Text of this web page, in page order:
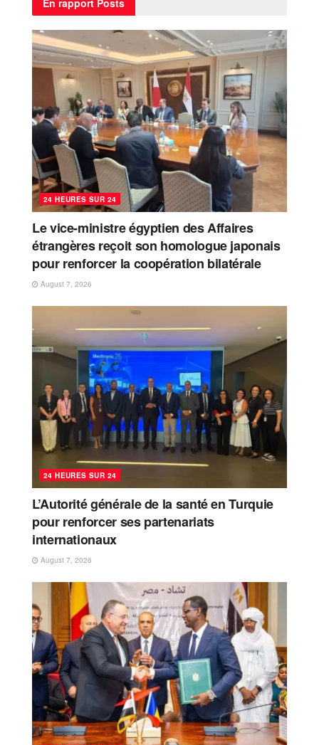
24 HEURES SUR 24
Le vice-ministre égyptien des Affaires
étrangères reçoit son homologue japonais
pour renforcer la coopération bilatérale
August 7, 2026
24 HEURES SUR 24
L’Autorité générale de la santé en Turquie
pour renforcer ses partenariats
internationaux
August 7, 2026